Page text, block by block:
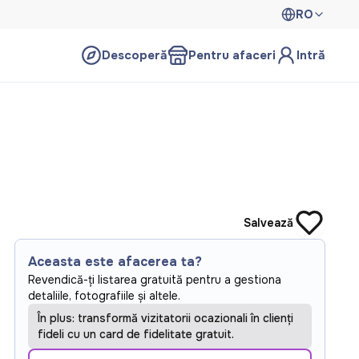
RO
Descoperă Pentru afaceri Intră
Salvează
Aceasta este afacerea ta?
Revendică-ți listarea gratuită pentru a gestiona
detaliile, fotografiile și altele.
În plus: transformă vizitatorii ocazionali în clienți
fideli cu un card de fidelitate gratuit.